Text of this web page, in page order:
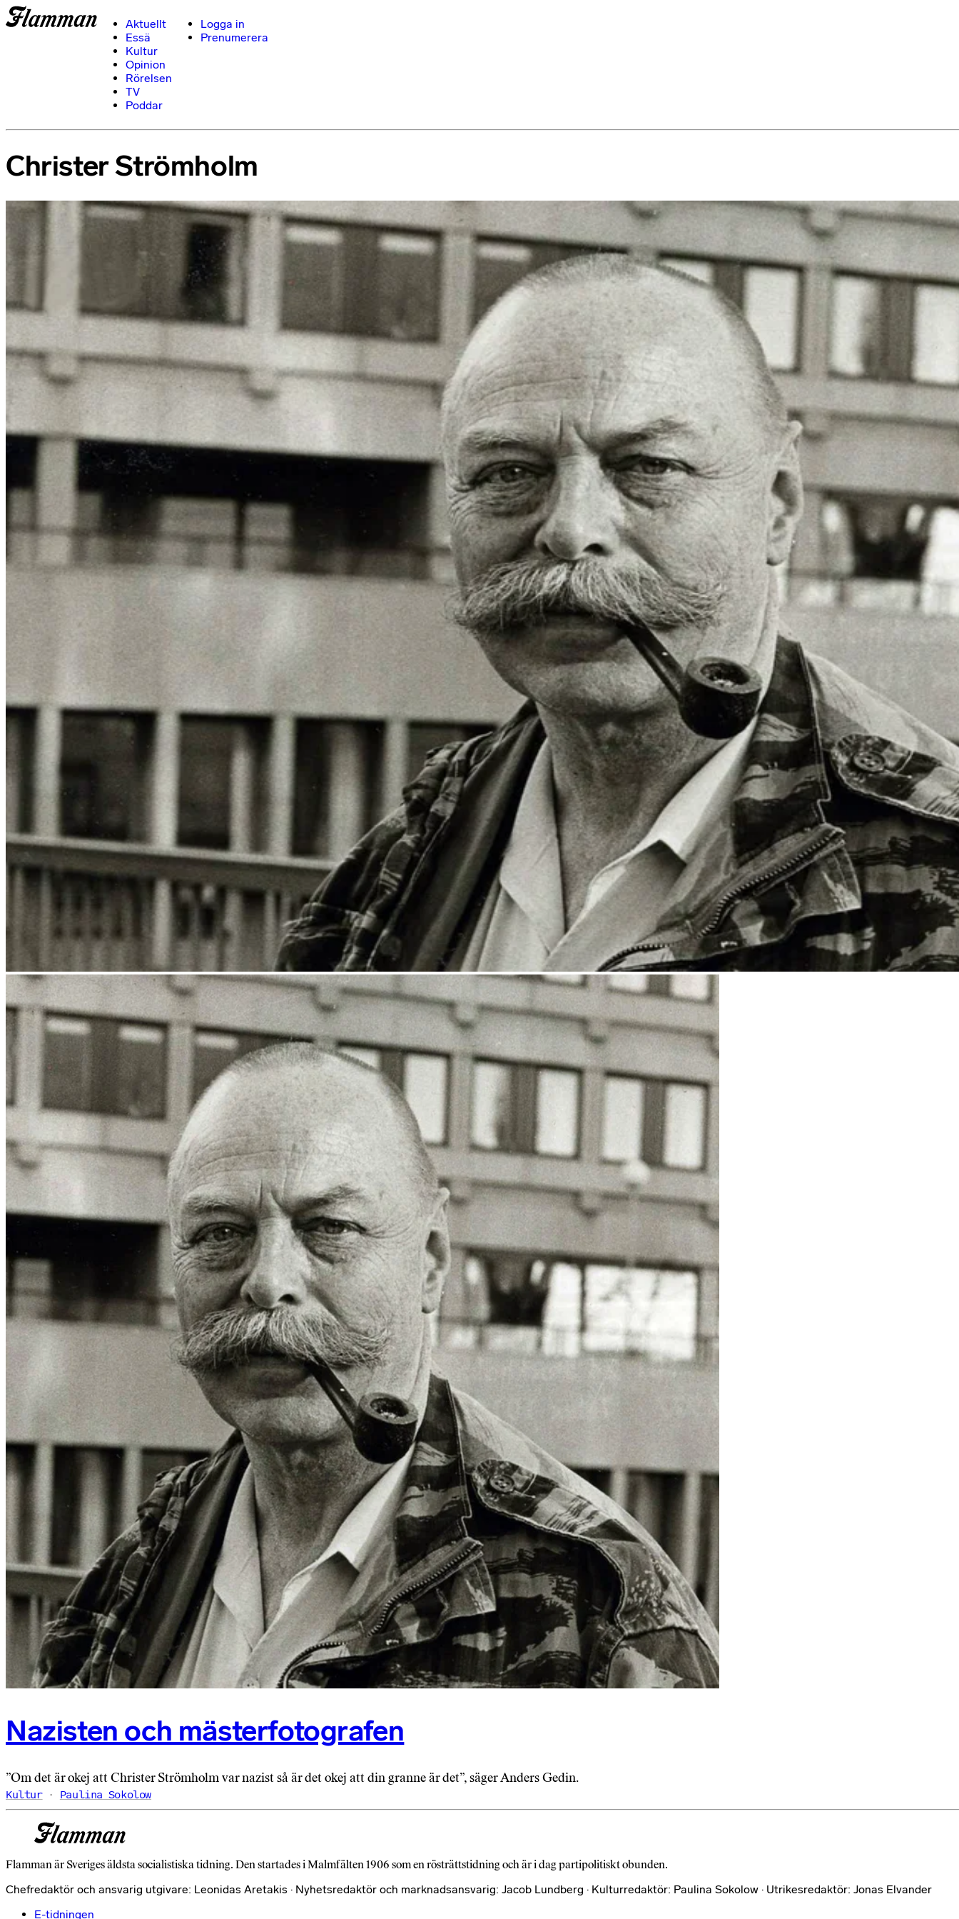
Aktuellt
Essä
Kultur
Opinion
Rörelsen
TV
Poddar
Logga in
Prenumerera
Christer Strömholm
Nazisten och mästerfotografen
”Om det är okej att Christer Strömholm var nazist så är det okej att din granne är det”, säger Anders Gedin.
Kultur Paulina Sokolow
Flamman är Sveriges äldsta socialistiska tidning. Den startades i Malmfälten 1906 som en rösträttstidning och är i dag partipolitiskt obunden.
Chefredaktör och ansvarig utgivare: Leonidas Aretakis · Nyhetsredaktör och marknadsansvarig: Jacob Lundberg · Kulturredaktör: Paulina Sokolow · Utrikesredaktör: Jonas Elvander
E-tidningen